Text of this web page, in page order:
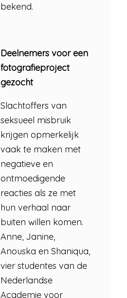
bekend.
Deelnemers voor een
fotografieproject
gezocht
Slachtoffers van
seksueel misbruik
krijgen opmerkelijk
vaak te maken met
negatieve en
ontmoedigende
reacties als ze met
hun verhaal naar
buiten willen komen.
Anne, Janine,
Anouska en Shaniqua,
vier studentes van de
Nederlandse
Academie voor